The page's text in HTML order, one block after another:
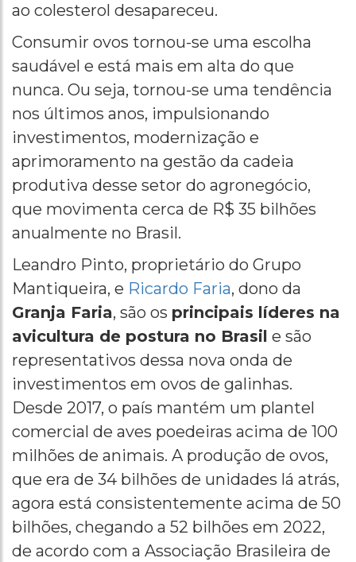
ao colesterol desapareceu.
Consumir ovos tornou-se uma escolha
saudável e está mais em alta do que
nunca. Ou seja, tornou-se uma tendência
nos últimos anos, impulsionando
investimentos, modernização e
aprimoramento na gestão da cadeia
produtiva desse setor do agronegócio,
que movimenta cerca de R$ 35 bilhões
anualmente no Brasil.
Leandro Pinto, proprietário do Grupo
Mantiqueira, e Ricardo Faria, dono da
Granja Faria, são os principais líderes na
avicultura de postura no Brasil e são
representativos dessa nova onda de
investimentos em ovos de galinhas.
Desde 2017, o país mantém um plantel
comercial de aves poedeiras acima de 100
milhões de animais. A produção de ovos,
que era de 34 bilhões de unidades lá atrás,
agora está consistentemente acima de 50
bilhões, chegando a 52 bilhões em 2022,
de acordo com a Associação Brasileira de